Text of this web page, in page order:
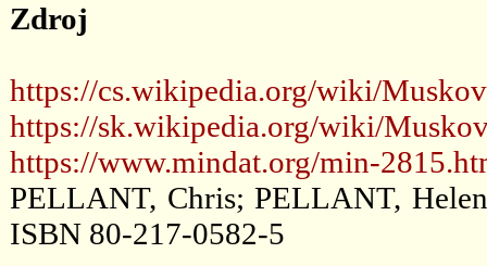
Zdroj
https://cs.wikipedia.org/wiki/
https://sk.wikipedia.org/wiki/
https://www.mindat.org/min-
PELLANT, Chris; PELLANT,
ISBN 80-217-0582-5